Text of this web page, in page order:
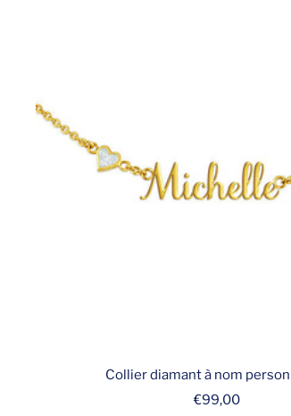
Collier diamant à nom
Prix
€99,00